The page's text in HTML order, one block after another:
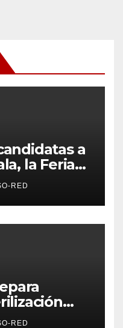
a
la Feria
Flor
RED
RED